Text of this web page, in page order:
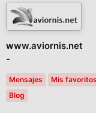
www.aviornis.net
-
Mensajes
Mis favoritos
Blog